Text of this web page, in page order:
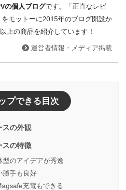
の個人ブログです。「正直なレビ
をモットーに2015年のブログ開設か
上の商品を紹介しています！
運営者情報・メディア掲載
プできる目次
の外観
の特徴
型のアイデアが秀逸
勝手も良好
充電もできる